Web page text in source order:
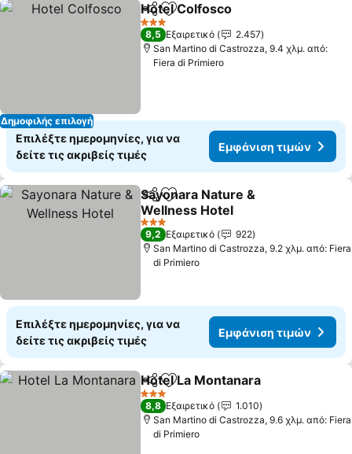
Δημοφιλής επιλογή
Κοινοποίηση
Προσθήκη στα αγαπημένα
Hotel Colfosco
3 Αστέρια
8,5 Εξαιρετικό
2.457
San Martino di Castrozza, 9.4 χλμ. από:
Fiera di Primiero
Επιλέξτε ημερομηνίες, για να
δείτε τις ακριβείς τιμές
Εμφάνιση τιμών
Κοινοποίηση
Προσθήκη στα αγαπημένα
Sayonara Nature &
Wellness Hotel
3 Αστέρια
9,2 Εξαιρετικό
922
San Martino di Castrozza, 9.2 χλμ. από: Fiera
di Primiero
Επιλέξτε ημερομηνίες, για να
δείτε τις ακριβείς τιμές
Εμφάνιση τιμών
Κοινοποίηση
Προσθήκη στα αγαπημένα
Hotel La Montanara
3 Αστέρια
8,8 Εξαιρετικό
1.010
San Martino di Castrozza, 9.6 χλμ. από: Fiera
di Primiero